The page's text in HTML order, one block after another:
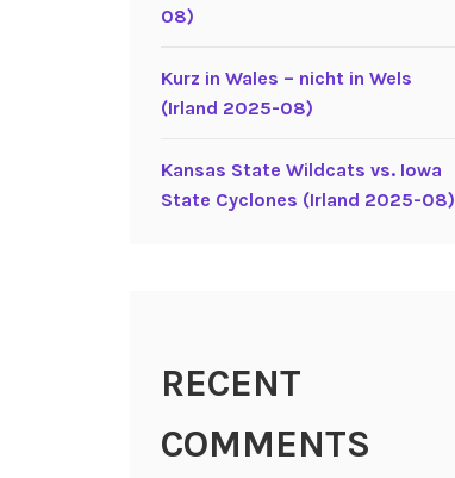
08)
Kurz in Wales – nicht in Wels
(Irland 2025-08)
Kansas State Wildcats vs. Iowa
State Cyclones (Irland 2025-08)
RECENT
COMMENTS